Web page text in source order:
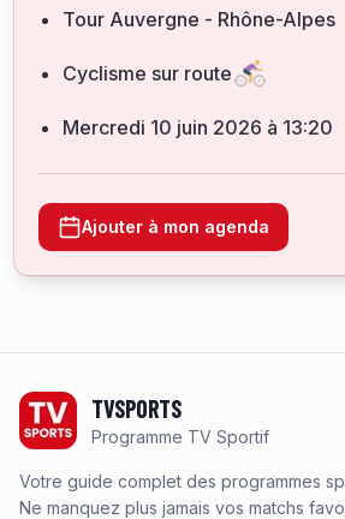
Tour Auvergne - Rhône-Alpes
Cyclisme sur route
mercredi 10 juin 2026 à 13:20
Ajouter à mon agenda
TVSPORTS
Programme TV Sportif
Votre guide complet des programmes
Ne manquez plus jamais vos matchs